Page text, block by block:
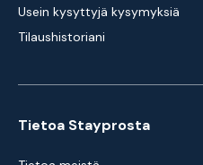
Usein kysyttyjä kysymyksiä
Tilaushistoriani
Tietoa Stayprosta